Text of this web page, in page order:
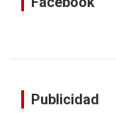
Publicidad